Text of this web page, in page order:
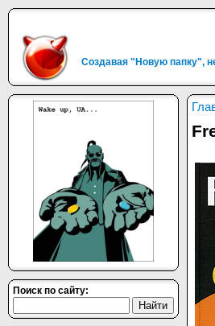
Создавая "Новую папку",
Поиск по сайту: